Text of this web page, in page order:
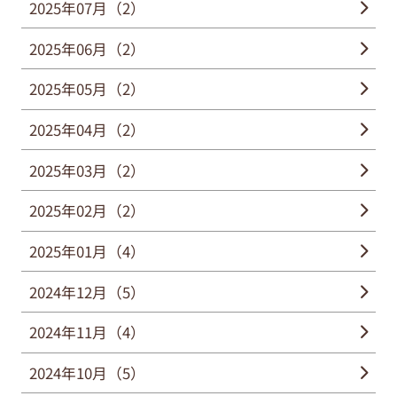
2025年07月（2）
2025年06月（2）
2025年05月（2）
2025年04月（2）
2025年03月（2）
2025年02月（2）
2025年01月（4）
2024年12月（5）
2024年11月（4）
2024年10月（5）